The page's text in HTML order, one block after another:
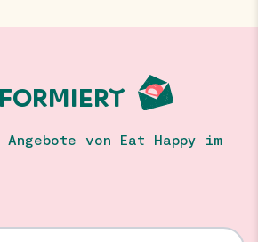
von Eat Happy im